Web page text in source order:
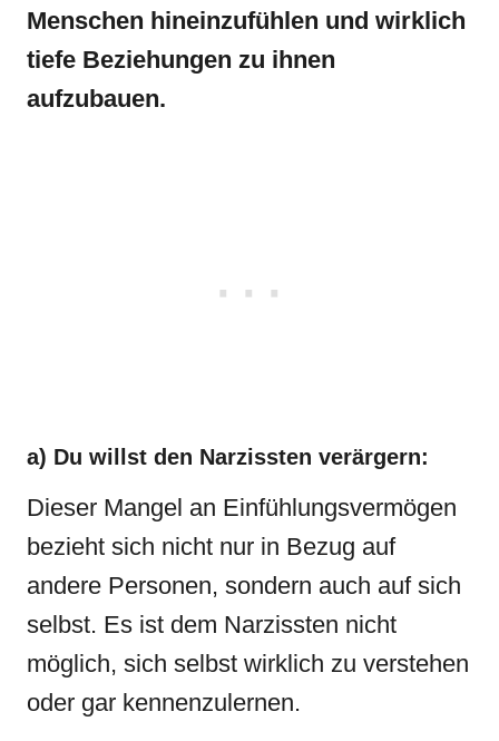
Menschen hineinzufühlen und wirklich
tiefe Beziehungen zu ihnen
aufzubauen.
a) Du willst den Narzissten verärgern:
Dieser Mangel an Einfühlungsvermögen
bezieht sich nicht nur in Bezug auf
andere Personen, sondern auch auf sich
selbst. Es ist dem Narzissten nicht
möglich, sich selbst wirklich zu verstehen
oder gar kennenzulernen.